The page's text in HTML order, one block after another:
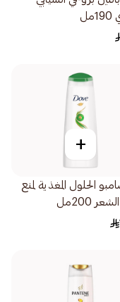
+
الحلول المغذية لمنع
200مل